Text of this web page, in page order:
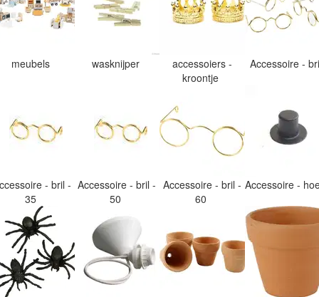
meubels wasknijper
accessoiers -
kroontje
Accessoire -
- bril -
35
Accessoire - bril -
50
Accessoire - bril -
60
Accessoire -